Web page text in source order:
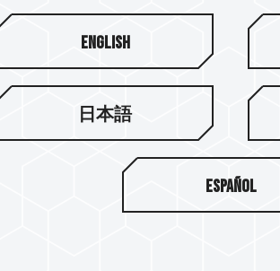
持電壓穩定輸出。
English
日本語
Español